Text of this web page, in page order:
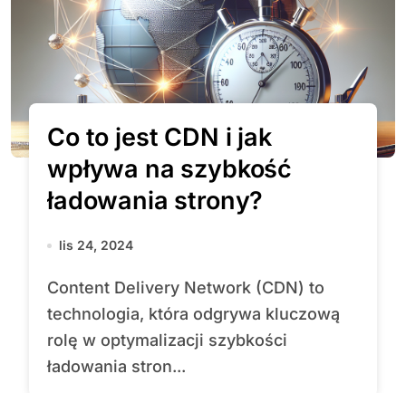
Co to jest CDN i jak
wpływa na szybkość
ładowania strony?
lis 24, 2024
Content Delivery Network (CDN) to
technologia, która odgrywa kluczową
rolę w optymalizacji szybkości
ładowania stron...